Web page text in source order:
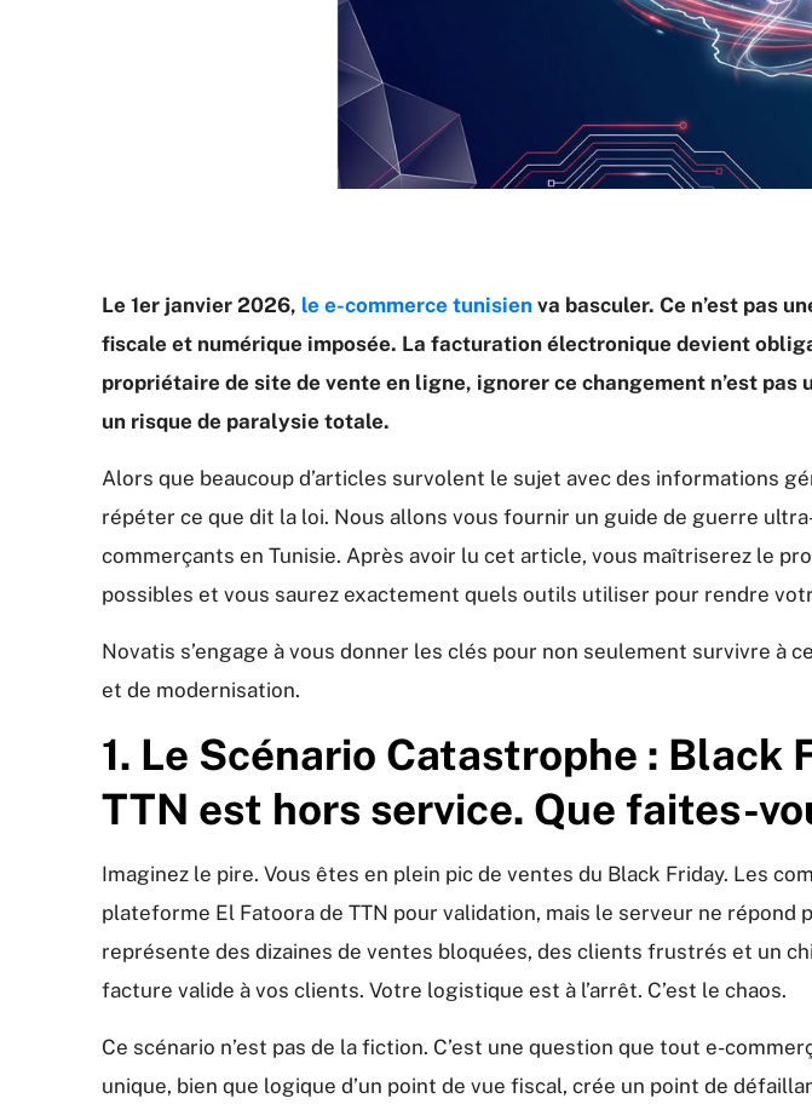
Le 1er janvier 2026, le e-commerce tunisien va basculer. Ce n’est pas
fiscale et numérique imposée. La facturation électronique devient
propriétaire de site de vente en ligne, ignorer ce changement n’est
un risque de paralysie totale.
Alors que beaucoup d’articles survolent le sujet avec des informations
répéter ce que dit la loi. Nous allons vous fournir un guide de guerre
commerçants en Tunisie. Après avoir lu cet article, vous maîtriserez le
possibles et vous saurez exactement quels outils utiliser pour rendre
Novatis s’engage à vous donner les clés pour non seulement survivre
et de modernisation.
1. Le Scénario Catastrophe :
TTN est hors service. Que faites-
Imaginez le pire. Vous êtes en plein pic de ventes du Black Friday. Les
plateforme El Fatoora de TTN pour validation, mais le serveur ne répond
représente des dizaines de ventes bloquées, des clients frustrés et un
facture valide à vos clients. Votre logistique est à l’arrêt. C’est le chaos.
Ce scénario n’est pas de la fiction. C’est une question que tout e-
unique, bien que logique d’un point de vue fiscal, crée un point de